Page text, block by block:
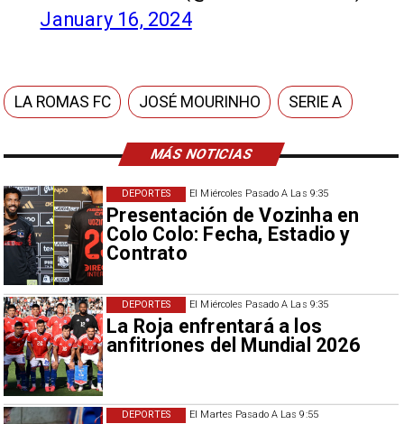
MÁS NOTICIAS
El Miércoles Pasado A Las 9:35
Presentación de Vozinha en
Colo Colo: Fecha, Estadio y
Contrato
DEPORTES
El Miércoles Pasado A Las 9:35
La Roja enfrentará a los
anfitriones del Mundial 2026
DEPORTES
El Martes Pasado A Las 9:55
DEPORTES
January 16, 2024
LA ROMAS FC JOSÉ MOURINHO SERIE A